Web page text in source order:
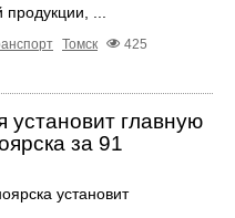
...
Томск
425
установит главную
за 91
установит